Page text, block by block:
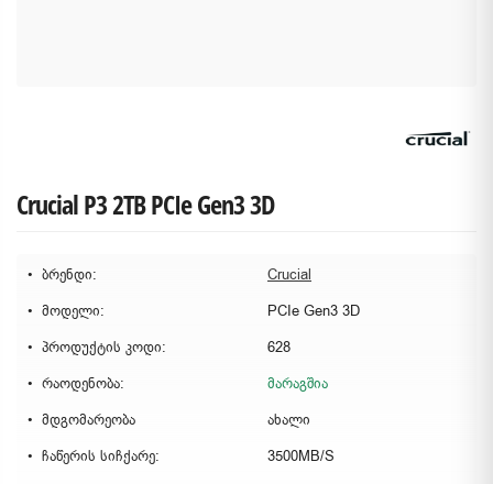
Crucial P3 2TB PCIe Gen3 3D
ბრენდი:
Crucial
მოდელი:
PCIe Gen3 3D
პროდუქტის კოდი:
628
რაოდენობა:
მარაგშია
მდგომარეობა
ახალი
ჩაწერის სიჩქარე:
3500MB/S